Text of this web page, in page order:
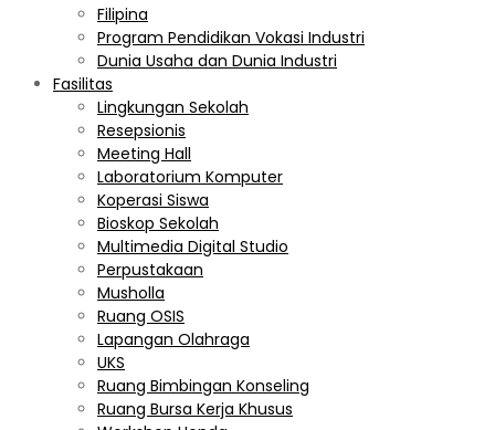
Filipina
Program Pendidikan Vokasi Industri
Dunia Usaha dan Dunia Industri
Fasilitas
Lingkungan Sekolah
Resepsionis
Meeting Hall
Laboratorium Komputer
Koperasi Siswa
Bioskop Sekolah
Multimedia Digital Studio
Perpustakaan
Musholla
Ruang OSIS
Lapangan Olahraga
UKS
Ruang Bimbingan Konseling
Ruang Bursa Kerja Khusus